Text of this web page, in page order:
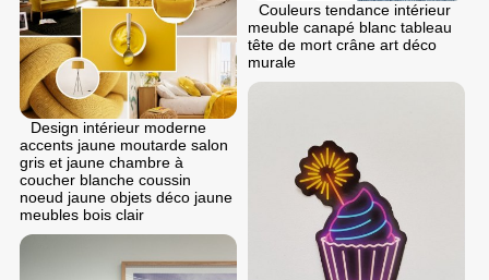
Couleurs tendance intérieur
meuble canapé blanc tableau
tête de mort crâne art déco
murale
Design intérieur moderne
accents jaune moutarde salon
gris et jaune chambre à
coucher blanche coussin
noeud jaune objets déco jaune
meubles bois clair